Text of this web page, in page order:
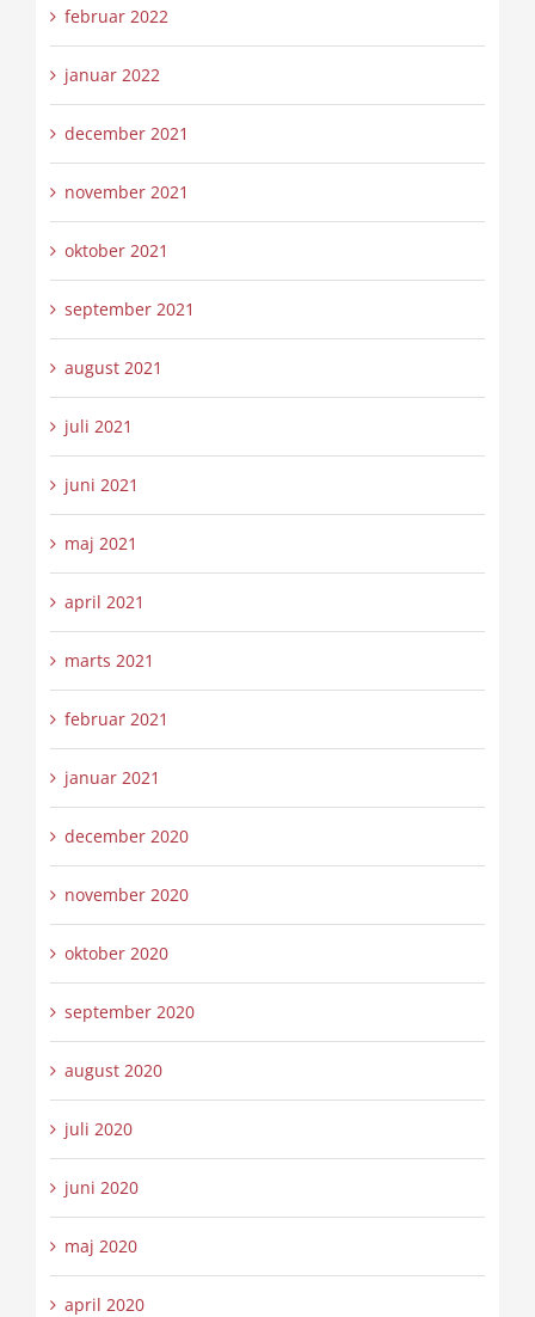
februar 2022
januar 2022
december 2021
november 2021
oktober 2021
september 2021
august 2021
juli 2021
juni 2021
maj 2021
april 2021
marts 2021
februar 2021
januar 2021
december 2020
november 2020
oktober 2020
september 2020
august 2020
juli 2020
juni 2020
maj 2020
april 2020